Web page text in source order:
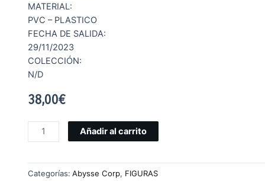
MATERIAL:
PVC – PLASTICO
FECHA DE SALIDA:
29/11/2023
COLECCIÓN:
N/D
38,00€
Añadir al carrito
Categorías: Abysse Corp, FIGURAS